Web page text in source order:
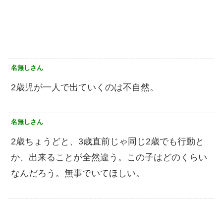
名無しさん
2歳児が一人で出ていくのは不自然。
名無しさん
2歳ちょうどと、3歳直前じゃ同じ2歳でも行動と
か、出来ることが全然違う。この子はどのくらい
なんだろう。無事でいてほしい。